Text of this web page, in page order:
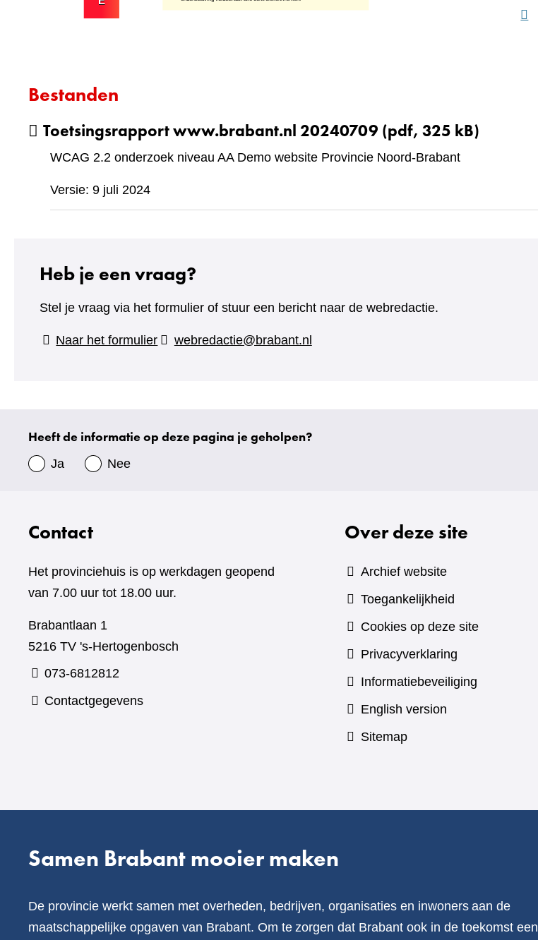
Bestanden
Toetsingsrapport www.brabant.nl 20240709 (pdf, 325 kB)
WCAG 2.2 onderzoek niveau AA Demo website Provincie Noord-Brabant
Versie: 9 juli 2024
Heb je een vraag?
Stel je vraag via het formulier of stuur een bericht naar de webredactie.
Naar het formulier(verwijst
webredactie@brabant.nl
Uw
gegevens
Heeft de informatie op deze pagina je geholpen?
Ja Nee
Contact
Het provinciehuis is op werkdagen geopend
van 7.00 uur tot 18.00 uur.
Brabantlaan 1
5216 TV 's-Hertogenbosch
073-6812812
Contactgegevens
Over deze site
Archief website
Toegankelijkheid
Cookies op deze site
Privacyverklaring
Informatiebeveiliging
English version
Sitemap
Samen Brabant mooier maken
De provincie werkt samen met overheden, bedrijven, organisaties en inwoners aan de
maatschappelijke opgaven van Brabant. Om te zorgen dat Brabant ook in de toekomst een